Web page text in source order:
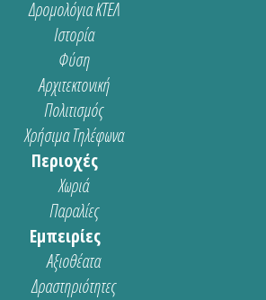
Δρομολόγια ΚΤΕΛ
Ιστορία
Φύση
Αρχιτεκτονική
Πολιτισμός
Χρήσιμα Τηλέφωνα
Περιοχές
Χωριά
Παραλίες
Εμπειρίες
Αξιοθέατα
Δραστηριότητες